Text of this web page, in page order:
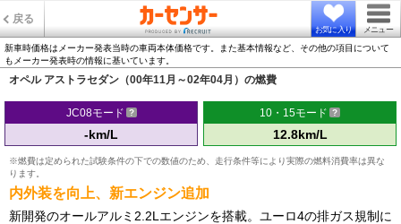
戻る
お気に入り メニュー
新車時価格はメーカー発表当時の車両本体価格です。また基本情報など、その他の項目について
もメーカー発表時の情報に基いています。
オペル アストラセダン（00年11月～02年04月）の燃費
JC08モード
-km/L
10・15モード
12.8km/L
※燃費は定められた試験条件の下での数値のため、走行条件等により実際の燃料消費率は異な
ります。
内外装を向上、新エンジン追加
新開発のオールアルミ2.2Lエンジンを搭載。ユーロ4の排ガス規制に